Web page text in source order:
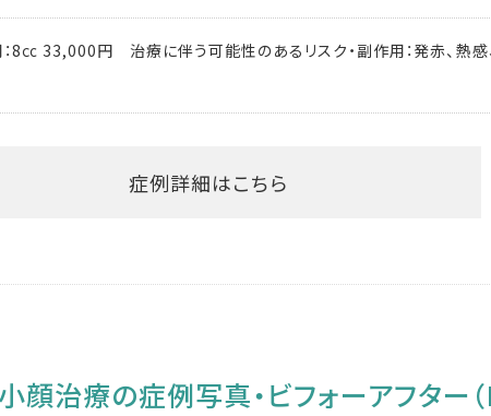
8㏄ 33,000円 治療に伴う可能性のあるリスク・副作用：発赤、熱感
症例詳細はこちら
顔治療の症例写真・ビフォーアフター